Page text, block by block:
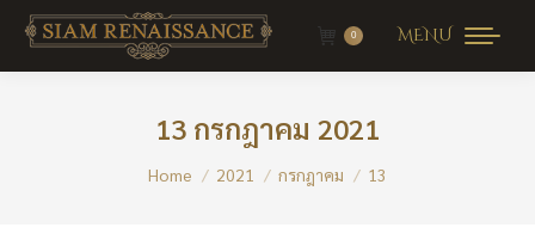
MENU
0
13 กรกฎาคม 2021
Home 2021 กรกฎาคม 13